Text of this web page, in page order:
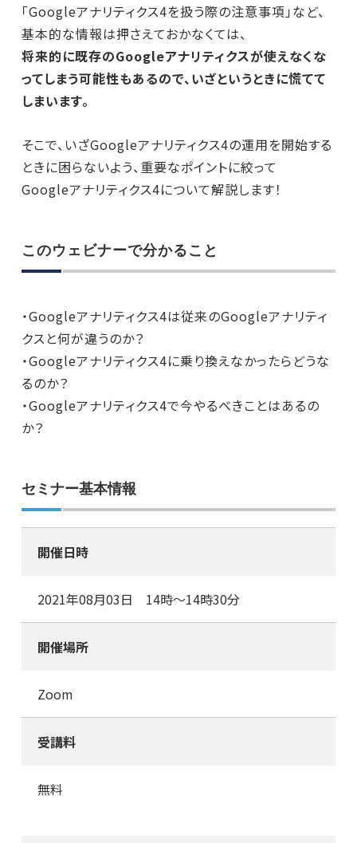
「Googleアナリティクス4を扱う際の注意事項」など、
基本的な情報は押さえておかなくては、
将来的に既存のGoogleアナリティクスが使えなくな
ってしまう可能性もあるので、いざというときに慌てて
しまいます。
そこで、いざGoogleアナリティクス4の運用を開始する
ときに困らないよう、重要なポイントに絞って
Googleアナリティクス4について解説します！
このウェビナーで分かること
・Googleアナリティクス4は従来のGoogleアナリティ
クスと何が違うのか？
・Googleアナリティクス4に乗り換えなかったらどうな
るのか？
・Googleアナリティクス4で今やるべきことはあるの
か？
セミナー基本情報
開催日時
2021年08月03日 14時～14時30分
開催場所
Zoom
受講料
無料